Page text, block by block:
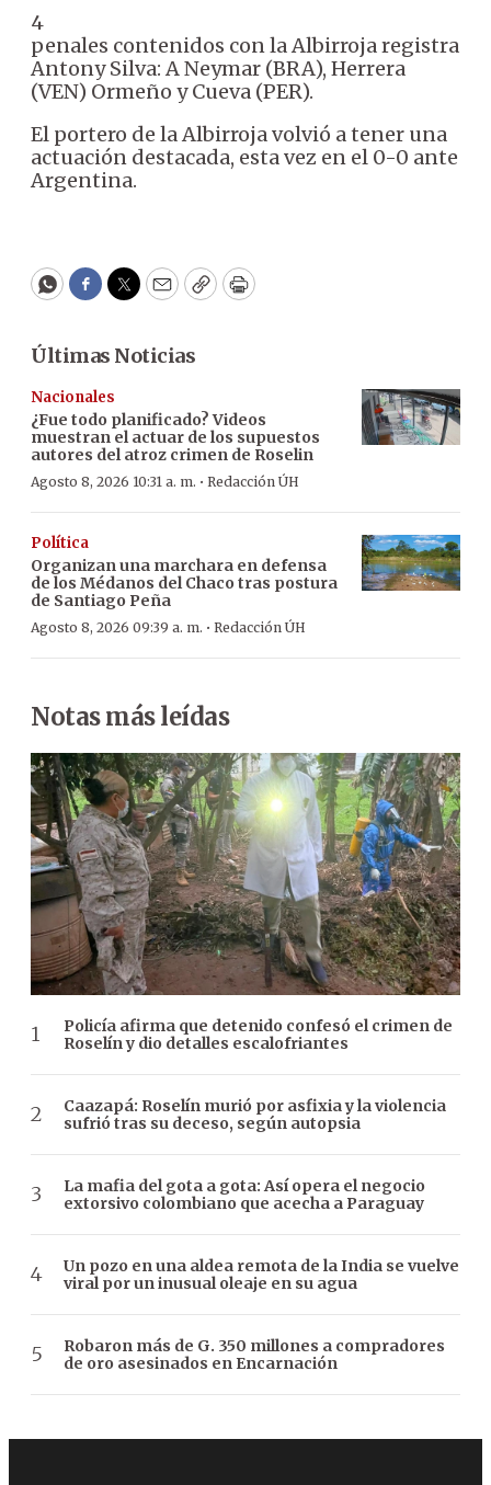
4
penales contenidos con la Albirroja registra
Antony Silva: A Neymar (BRA), Herrera
(VEN) Ormeño y Cueva (PER).
El portero de la Albirroja volvió a tener una
actuación destacada, esta vez en el 0-0 ante
Argentina.
WhatsApp
Facebook
Twitter
EmailCopyPrint
Últimas Noticias
Nacionales
¿Fue todo planificado? Videos
muestran el actuar de los supuestos
autores del atroz crimen de Roselin
Agosto 8, 2026 10:31 a. m. · Redacción ÚH
Política
Organizan una marchara en defensa
de los Médanos del Chaco tras postura
de Santiago Peña
Agosto 8, 2026 09:39 a. m. · Redacción ÚH
Notas más leídas
Policía afirma que detenido confesó el crimen de
Roselín y dio detalles escalofriantes
Caazapá: Roselín murió por asfixia y la violencia
sufrió tras su deceso, según autopsia
La mafia del gota a gota: Así opera el negocio
extorsivo colombiano que acecha a Paraguay
Un pozo en una aldea remota de la India se vuelve
viral por un inusual oleaje en su agua
Robaron más de G. 350 millones a compradores
de oro asesinados en Encarnación